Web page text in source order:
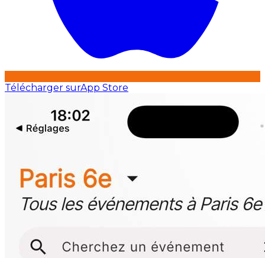
Télécharger surApp Store